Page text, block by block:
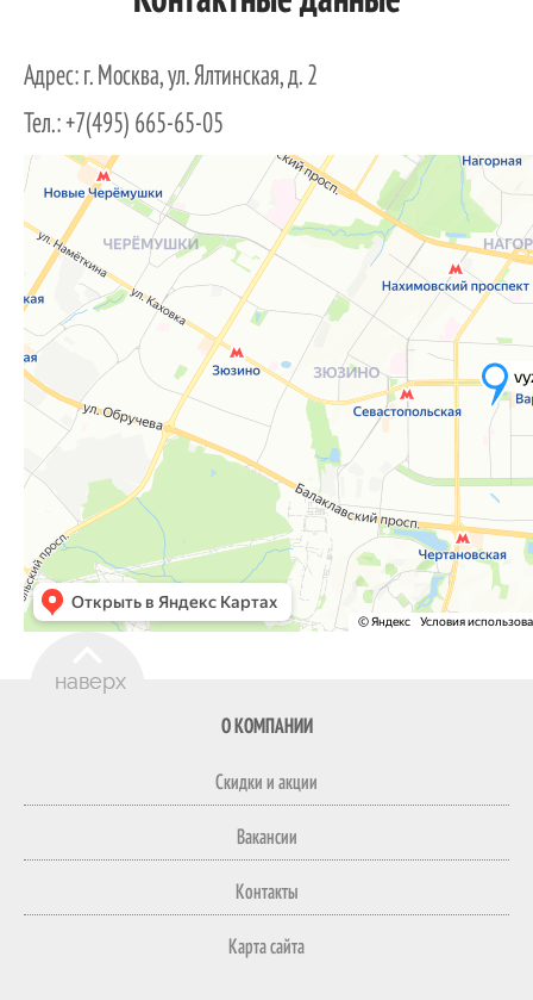
Адрес: г. Москва, ул. Ялтинская, д. 2
Тел.: +7(495) 665-65-05
О КОМПАНИИ
Скидки и акции
Вакансии
Контакты
Карта сайта